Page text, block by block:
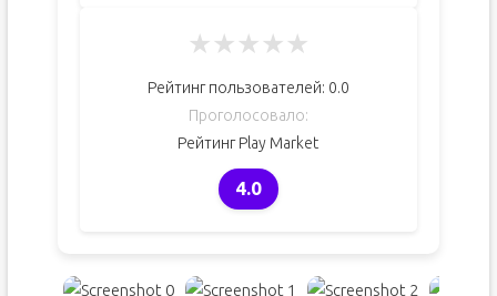
★★★★★
Рейтинг пользователей: 0.0
Проголосовало:
Рейтинг Play Market
4.0